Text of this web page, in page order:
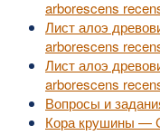
arborescens
Лист алоэ
arborescens
Лист алоэ
arborescens
Вопросы и
Кора крушины —